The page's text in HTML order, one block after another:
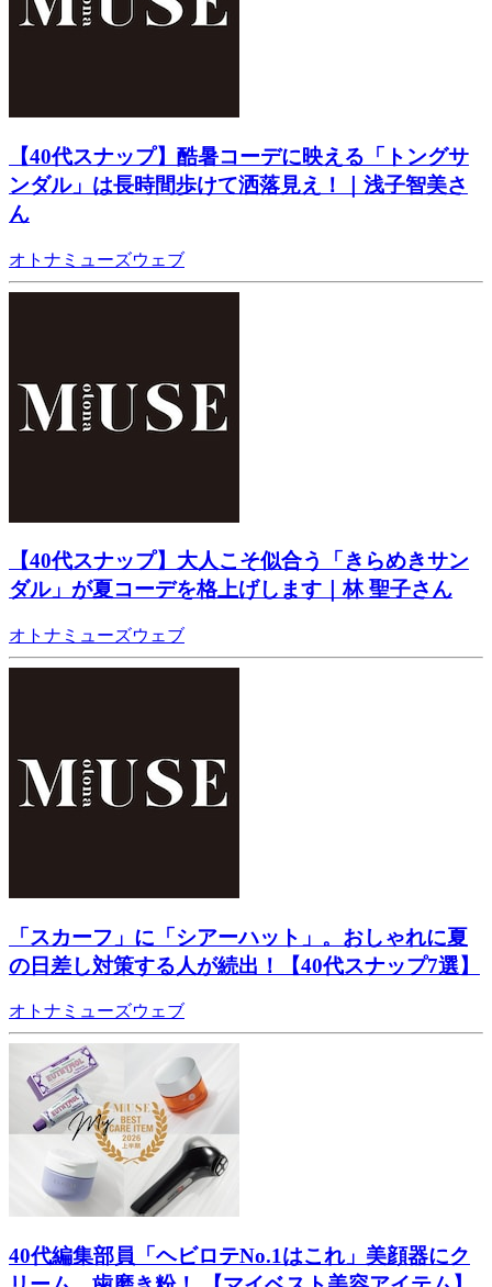
【40代スナップ】酷暑コーデに映える「トングサ
ンダル」は長時間歩けて洒落見え！｜浅子智美さ
ん
オトナミューズウェブ
【40代スナップ】大人こそ似合う「きらめきサン
ダル」が夏コーデを格上げします｜林 聖子さん
オトナミューズウェブ
「スカーフ」に「シアーハット」。おしゃれに夏
の日差し対策する人が続出！【40代スナップ7選】
オトナミューズウェブ
40代編集部員「ヘビロテNo.1はこれ」美顔器にク